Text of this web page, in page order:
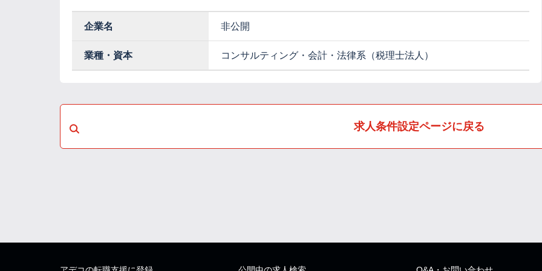
企業名 非公開
業種・資本 コンサルティング・会計・法律系（税理士法人）
求人条件設定ページに戻る